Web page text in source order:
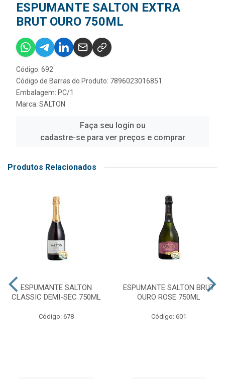
ESPUMANTE SALTON EXTRA
BRUT OURO 750ML
Código: 692
Código de Barras do Produto: 7896023016851
Embalagem: PC/1
Marca: SALTON
Faça seu login ou
cadastre-se para ver preços e comprar
Produtos Relacionados
ESPUMANTE SALTON
CLASSIC DEMI-SEC 750ML
Código: 678
ESPUMANTE SALTON BRUT
OURO ROSE 750ML
Código: 601